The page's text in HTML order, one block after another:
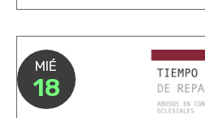
MIÉ
18